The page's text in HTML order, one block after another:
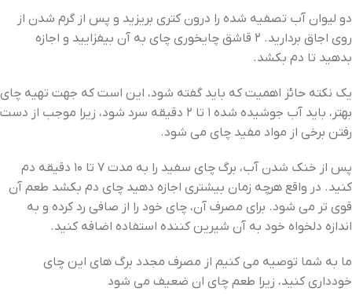
دو لیوان آب تصفیه شده را درون کتری بریزید و پس از گرم شدن از
روی اجاق بردارید. ۲ قاشق چایخوری چای به آن بیفزایید و اجازه
بدهید تا دم بکشد.
یک نکته حائز اهمیت که باید گفته شود، این است که جهت تهیه چای
بهتر، باید آب جوشیده شده ۱ تا ۲ دقیقه سرد شود، زیرا موجب از دست
رفتن برخی از مواد مفید چای می ‌شود.
پس از خنک شدن آب، برگ چای سفید را به مدت ۷ تا ۱۰ دقیقه دم
کنید. در واقع هرچه زمان بیشتری اجازه دهید چای دم بکشد طعم آن
قوی تر می شود. برای مصرف آن، چای خود را از صافی رد کرده و به
اندازه دلخواه خود به آن شیرین کننده استفاده اضافه کنید.
ما به شما توصیه می کنیم از مصرف مجدد برگ های این چای
خودداری کنید، زیرا طعم چای ان ضعیف می شود